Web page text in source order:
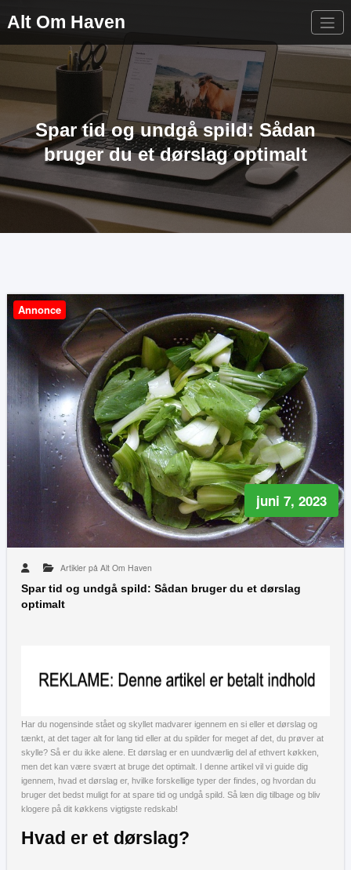
Alt Om Haven
Spar tid og undgå spild: Sådan
bruger du et dørslag optimalt
Annonce
juni 7, 2023
Artikler på Alt Om Haven
Spar tid og undgå spild: Sådan bruger du et dørslag
optimalt
Har du nogensinde stået og skyllet madvarer igennem en si eller et dørslag og
tænkt, at det tager alt for lang tid eller at du spilder for meget af det, du prøver at
skylle? Så er du ikke alene. Et dørslag er en uundværlig del af ethvert køkken,
men det kan være svært at bruge det optimalt. I denne artikel vil vi guide dig
igennem, hvad et dørslag er, hvilke forskellige typer der findes, og hvordan du
bruger det bedst muligt for at spare tid og undgå spild. Så læn dig tilbage og bliv
klogere på dit køkkens vigtigste redskab!
Hvad er et dørslag?